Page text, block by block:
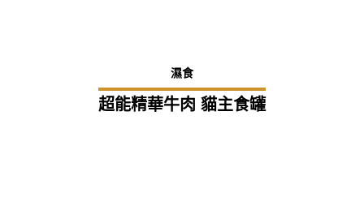
濕食
超能精華牛肉 貓主食罐